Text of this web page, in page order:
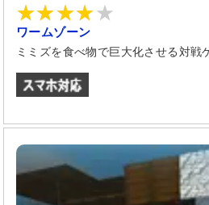
ワームゾーン
ミミズを食べ物で巨大化させる対戦